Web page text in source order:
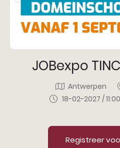
JOBexpo
Antwerpen
18-02-2027 /
Registreer